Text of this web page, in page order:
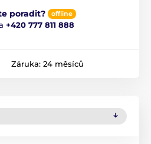
poradit? offline
+420 777 811 888
Záruka: 24 měsíců